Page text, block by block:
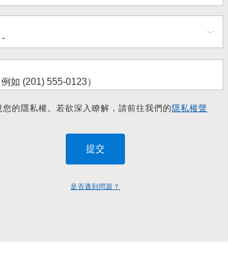
您的隱私權。若欲深入瞭解，請前往我們的隱私權聲
是否遇到問題？